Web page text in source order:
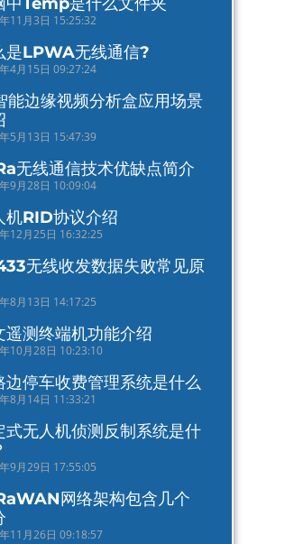
11月3日 15:25:32
是LPWA无线通信?
4月15日 09:27:24
能边缘视频分析盒应用场景
5月13日 15:47:39
无线通信技术优缺点简介
9月28日 10:09:04
机RID协议介绍
12月25日 16:32:25
无线收发数据失败常见原
8月13日 14:17:25
遥测终端机功能介绍
10月28日 10:23:10
边停车收费管理系统是什么
8月14日 11:33:21
式无人机侦测反制系统是什
9月29日 17:55:05
网络架构包含几个
11月26日 09:18:57